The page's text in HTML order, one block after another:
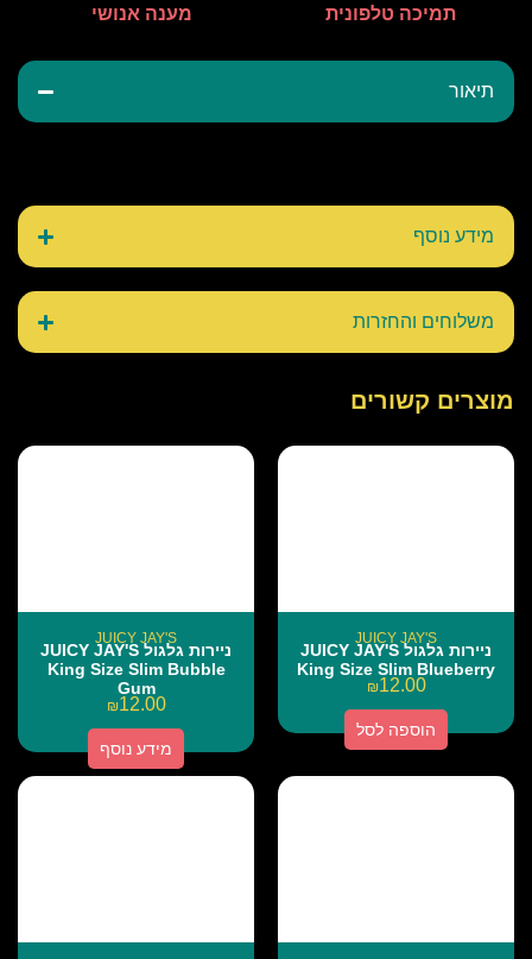
תיאור
מידע נוסף
משלוחים והחזרות
תמיכה טלפונית מענה אנושי
מוצרים קשורים
JUICY JAY'S
ניירות גלגול JUICY JAY'S
King Size Slim Blueberry
₪12.00
הוספה לסל
JUICY JAY'S
ניירות גלגול JUICY JAY'S
King Size Slim Bubble
Gum
₪12.00
מידע נוסף